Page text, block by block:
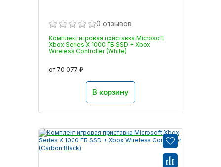
0 отзывов
Комплект игровая приставка Microsoft
Xbox Series X 1000 ГБ SSD + Xbox
Wireless Controller (White)
от 70 077 ₽
В корзину